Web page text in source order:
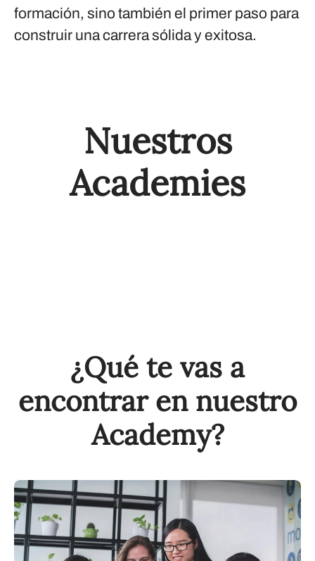
formación, sino también el primer paso para
construir una carrera sólida y exitosa.
Nuestros
Academies
¿Qué te vas a
encontrar en nuestro
Academy?